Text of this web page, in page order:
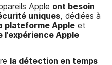
Apple ont besoin
uniques, dédiées à
plateforme Appleet
Apple
la détection en temps